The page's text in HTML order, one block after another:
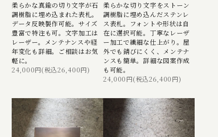
柔らかな真鍮の切り文字が石
調樹脂に埋め込まれた表札。
データ反映製作可能。サイズ
豊富で特注も可。文字加工は
レーザー。メンテナンスや経
年変化も詳細。ご相談はお気
軽に。
24,000円(税込26,400円)
柔らかな切り文字をストーン
調樹脂に埋め込んだステンレ
ス表札。フォントや形状は自
在に選択可能。丁寧なレーザ
ー加工で繊細な仕上がり。屋
外でも錆びにくく、メンテナ
ンスも簡単。詳細な図案作成
も可能。
24,000円(税込26,400円)